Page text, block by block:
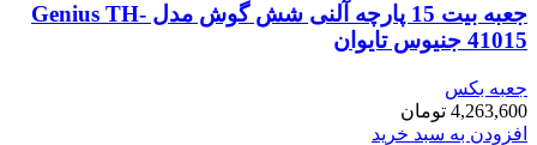
جعبه بیت 15 پارچه آلنی شش گوش مدل Genius TH-
41015 جنیوس تایوان
جعبه بکس
4,263,600 تومان
افزودن به سبد خرید